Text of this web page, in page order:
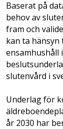
Baserat på
behov av
fram och
kan ta hänsyn
ensamhushåll
slutenvård i
Underlag för
år 2030 har